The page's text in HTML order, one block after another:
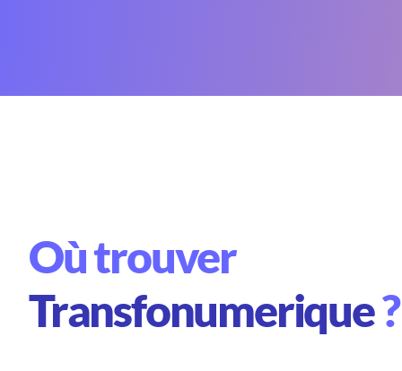
Où trouver
Transfonumerique?